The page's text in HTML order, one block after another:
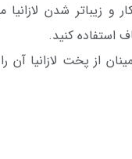
و زیباتر شدن لازانیا
استفاده کنید.
از پخت لازانیا